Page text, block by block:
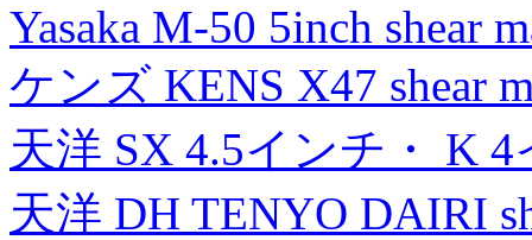
Yasaka M-50 5inch shear
ケンズ KENS X47 shear
天洋 SX 4.5インチ・ K
天洋 DH TENYO DAIRI